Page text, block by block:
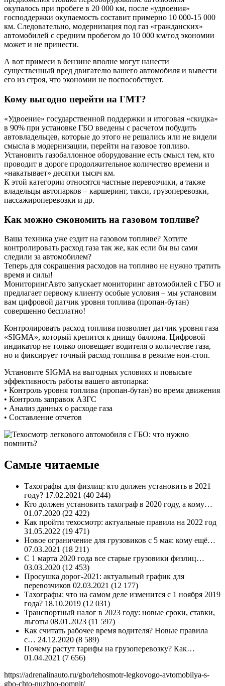
окупалось при пробеге в 20 000 км, после «удвоения»
господдержки окупаемость составит примерно 10 000-15 000
км. Следовательно, модернизация под газ «гражданских»
автомобилей с средним пробегом до 10 000 км/год экономии
может и не принести.
А вот примеси в бензине вполне могут нанести
существенный вред двигателю вашего автомобиля и вывести
его из строя, что экономии не поспособствует.
Кому выгодно перейти на ГМТ?
«Удвоение» государственной поддержки и итоговая «скидка»
в 90% при установке ГБО введены с расчетом побудить
автовладельцев, которые до этого не решались или не видели
смысла в модернизации, перейти на газовое топливо.
Установить газобаллонное оборудование есть смысл тем, кто
проводит в дороге продолжительное количество времени и
«накатывает» десятки тысяч км.
К этой категории относятся частные перевозчики, а также
владельцы автопарков – каршеринг, такси, грузоперевозки,
пассажироперевозки и др.
Как можно сэкономить на газовом топливе?
Ваша техника уже ездит на газовом топливе? Хотите
контролировать расход газа так же, как если бы вы сами
следили за автомобилем?
Теперь для сокращения расходов на топливо не нужно тратить
время и силы!
МониторингАвто запускает мониторинг автомобилей с ГБО и
предлагает первому клиенту особые условия – мы установим
вам цифровой датчик уровня топлива (пропан-бутан)
совершенно бесплатно!
Контролировать расход топлива позволяет датчик уровня газа
«SIGMA», который крепится к днищу баллона. Цифровой
индикатор не только оповещает водителя о количестве газа,
но и фиксирует точный расход топлива в режиме нон-стоп.
Установите SIGMA на выгодных условиях и повысьте
эффективность работы вашего автопарка:
• Контроль уровня топлива (пропан-бутан) во время движения
• Контроль заправок АЗГС
• Анализ данных о расходе газа
• Составление отчетов
Самые читаемые
Тахографы для физлиц: кто должен установить в 2021
году? 17.02.2021 (40 244)
Кто должен установить тахограф в 2020 году, а кому…
01.07.2020 (22 422)
Как пройти техосмотр: актуальные правила на 2022 год
31.05.2022 (19 471)
Новое ограничение для грузовиков с 5 мая: кому ещё…
07.03.2021 (18 211)
С 1 марта 2020 года все старые грузовики физлиц…
03.03.2020 (12 453)
Просушка дорог-2021: актуальный график для
перевозчиков 02.03.2021 (12 177)
Тахографы: что на самом деле изменится с 1 ноября 2019
года? 18.10.2019 (12 031)
Транспортный налог в 2023 году: новые сроки, ставки,
льготы 08.01.2023 (11 597)
Как считать рабочее время водителя? Новые правила
с… 24.12.2020 (8 589)
Почему растут тарифы на грузоперевозку? Как…
01.04.2021 (7 656)
https://adrenalinauto.ru/gbo/tehosmotr-legkovogo-avtomobilya-s-
gbo-chto-nuzhno-pomnit/